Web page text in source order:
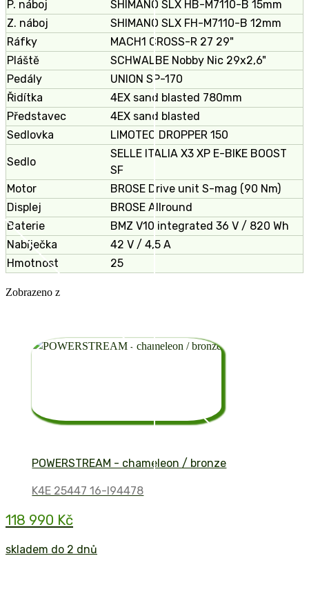
P. náboj
SHIMANO SLX HB-M7110-B 15mm
Z. náboj
SHIMANO SLX FH-M7110-B 12mm
Ráfky
MACH1 CROSS-R 27 29"
Pláště
SCHWALBE Nobby Nic 29x2,6"
Pedály
UNION SP-170
Řidítka
4EX sand blasted 780mm
Představec
4EX sand blasted
Sedlovka
LIMOTEC DROPPER 150
Sedlo
SELLE ITALIA X3 XP E-BIKE BOOST
SF
Motor
BROSE Drive unit S-mag (90 Nm)
Displej
BROSE Allround
Baterie
BMZ V10 integrated 36 V / 820 Wh
Nabíječka
42 V / 4,5 A
Hmotnost
25
Zobrazeno z
POWERSTREAM - chameleon / bronze
K4E 25447 16-I94478
118 990 Kč
skladem do 2 dnů